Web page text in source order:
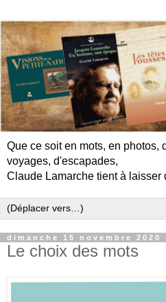
Que ce soit en mots, en photos,
voyages, d'escapades,
Claude Lamarche tient à laisser
dimanche 15 novembre 2020
Le choix des mots